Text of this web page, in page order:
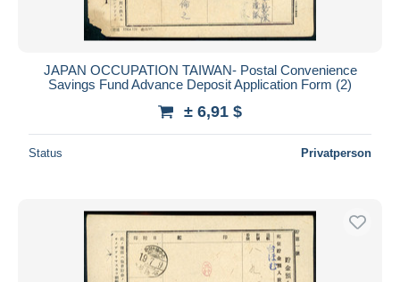
JAPAN OCCUPATION TAIWAN- Postal Convenience
Savings Fund Advance Deposit Application Form (2)
± 6,91 $
Status Privatperson